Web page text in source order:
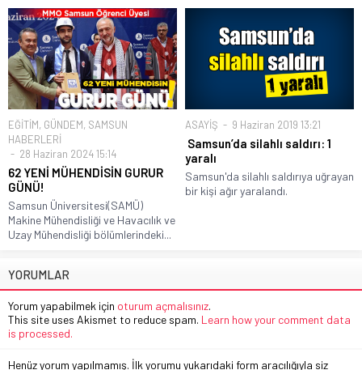
EĞİTİM, GÜNDEM, SAMSUN
HABERLERİ
28 Haziran 2024 15:14
62 YENİ MÜHENDİSİN GURUR
GÜNÜ!
Samsun Üniversitesi(SAMÜ)
Makine Mühendisliği ve Havacılık ve
Uzay Mühendisliği bölümlerindeki...
ASAYİŞ 9 Haziran 2019 13:21
Samsun’da silahlı saldırı: 1
yaralı
Samsun'da silahlı saldırıya uğrayan
bir kişi ağır yaralandı.
YORUMLAR
Yorum yapabilmek için oturum açmalısınız.
This site uses Akismet to reduce spam. Learn how your comment data
is processed.
Henüz yorum yapılmamış. İlk yorumu yukarıdaki form aracılığıyla siz